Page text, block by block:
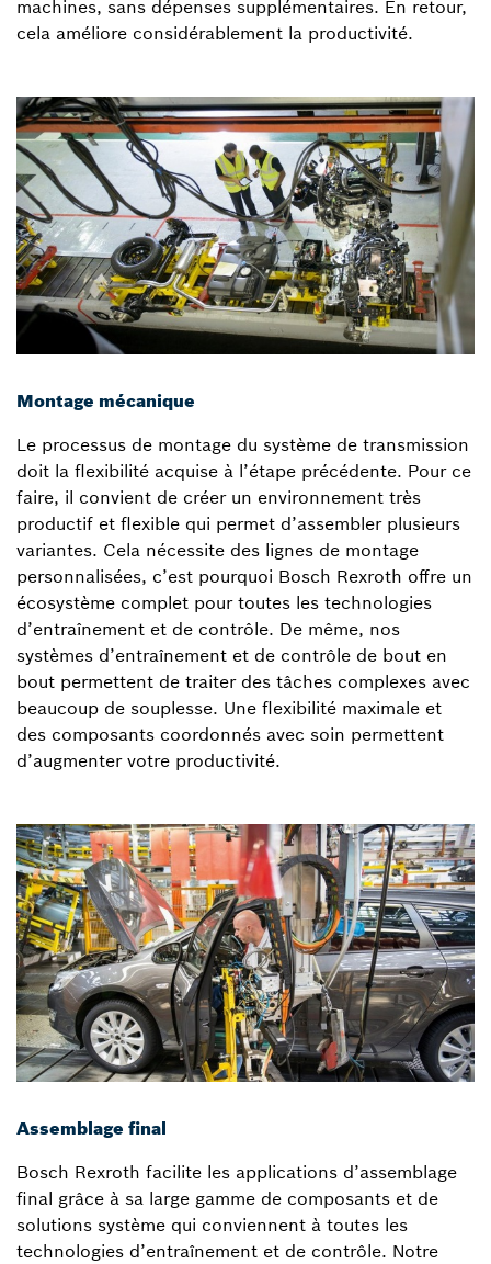
machines, sans dépenses supplémentaires. En retour,
cela améliore considérablement la productivité.
Montage mécanique
Le processus de montage du système de transmission
doit la flexibilité acquise à l’étape précédente. Pour ce
faire, il convient de créer un environnement très
productif et flexible qui permet d’assembler plusieurs
variantes. Cela nécessite des lignes de montage
personnalisées, c’est pourquoi Bosch Rexroth offre un
écosystème complet pour toutes les technologies
d’entraînement et de contrôle. De même, nos
systèmes d’entraînement et de contrôle de bout en
bout permettent de traiter des tâches complexes avec
beaucoup de souplesse. Une flexibilité maximale et
des composants coordonnés avec soin permettent
d’augmenter votre productivité.
Assemblage final
Bosch Rexroth facilite les applications d’assemblage
final grâce à sa large gamme de composants et de
solutions système qui conviennent à toutes les
technologies d’entraînement et de contrôle. Notre